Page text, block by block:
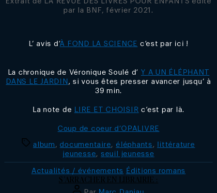
par la BNF, février 2021.
L’ avis d’À FOND LA SCIENCE c’est par ici !
La chronique de Véronique Soulé d’Y A UN ÉLÉPHANT
DANS LE JARDIN , si vous êtes presser avancer jusqu’ à
39 min.
La note de LIRE ET CHOISIR c’est par là.
Coup de coeur d’OPALIVRE
Étiquettes
album ,documentaire , éléphants ,
littérature
jeunesse , seuil jeunesse
Catégories
Actualités / événements
Éditions romans
S’ARRACHER EN LIBRAIRIE :
Auteur